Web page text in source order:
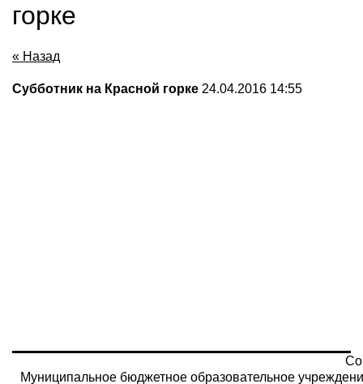
горке
« Назад
Субботник на Красной горке 24.04.2016 14:55
Муниципальное бюджетное образовательное